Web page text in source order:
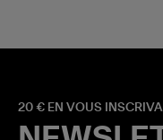
20 € EN VOUS